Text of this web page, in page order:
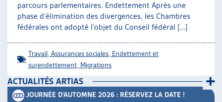
parcours parlementaires. Endettement Après une
phase d’élimination des divergences, les Chambres
fédérales ont adopté l’objet du Conseil fédéral […]
Travail Assurances sociales Endettement et
surendettement Migrations
ACTUALITÉS ARTIAS
JOURNÉE D’AUTOMNE 2026 : RÉSERVEZ LA DATE !